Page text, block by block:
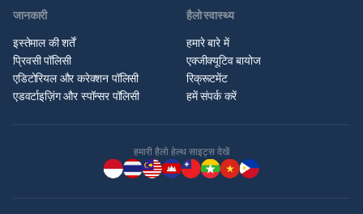
जानकारी
इस्तेमाल की शर्तें
प्रिवसी पॉलिसी
एडिटोरियल और करेक्शन पॉलिसी
एडवर्टाइज़िंग और स्पॉन्सर पॉलिसी
हैलो स्वास्थ्य
हमारे बारे में
एक्जीक्यूटिव बायोज
रिक्रूटमेंट
हमें संपर्क करें
हमारी हैलो हेल्थ साइट्स देखें